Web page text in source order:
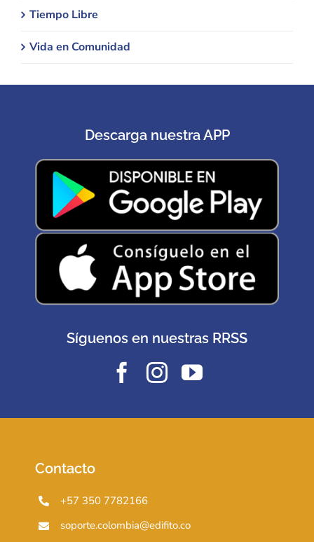
Tiempo Libre
Vida en Comunidad
Descarga nuestra APP
Síguenos en nuestras RRSS
Contacto
+57 350 7782166
soporte.colombia@edifito.co